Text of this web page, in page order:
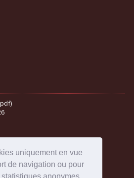
uniquement en vue
de navigation ou pour
anonymes.